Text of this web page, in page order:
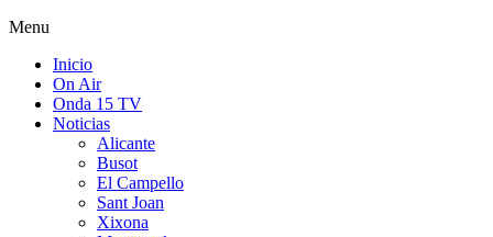
Menu
Inicio
On Air
Onda 15 TV
Noticias
Alicante
Busot
El Campello
Sant Joan
Xixona